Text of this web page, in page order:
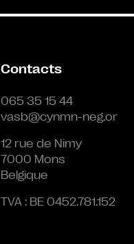
Contacts
065 35 15 44
vasb@cynmn-neg.or
12 rue de Nimy
7000 Mons
Belgique
TVA : BE 0452.781.152